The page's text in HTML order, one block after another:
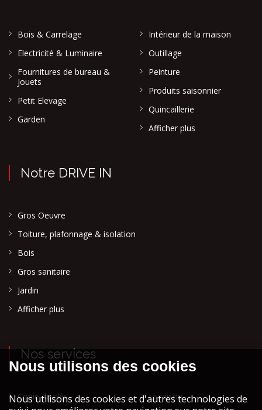
Bois & Carrelage
Electricité & Luminaire
Fournitures de bureau &
Jouets
Petit Elevage
Garden
Intérieur de la maison
Outillage
Peinture
Produits saisonnier
Quincaillerie
Afficher plus
Notre DRIVE IN
Gros Oeuvre
Toiture, plafonnage & isolation
Bois
Gros sanitaire
Jardin
Afficher plus
Nos services
Copie de clés
Livraison